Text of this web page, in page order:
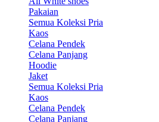
Pakaian
Semua Koleksi Pria
Kaos
Celana Pendek
Celana Panjang
Hoodie
Jaket
Semua Koleksi Pria
Kaos
Celana Pendek
Celana Panjang